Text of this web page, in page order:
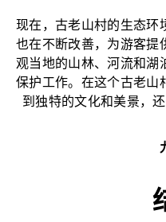
现在，古老山村的生态
也在不断改善，为游客
观当地的山林、河流和
保护工作。在这个古老山
到独特的文化和美景，